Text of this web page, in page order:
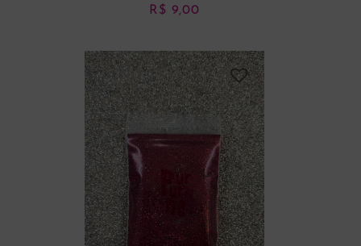
ADICIONAR AO CARRINHO
R$ 9,00